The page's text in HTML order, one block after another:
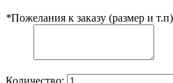
*Пожелания к заказу (размер и т.п)
Количество: